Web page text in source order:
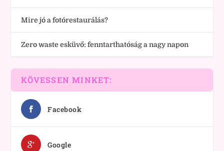
Mire jó a fotórestaurálás?
Zero waste esküvő: fenntarthatóság a nagy napon
KÖVESSEN MINKET:
Facebook
Google